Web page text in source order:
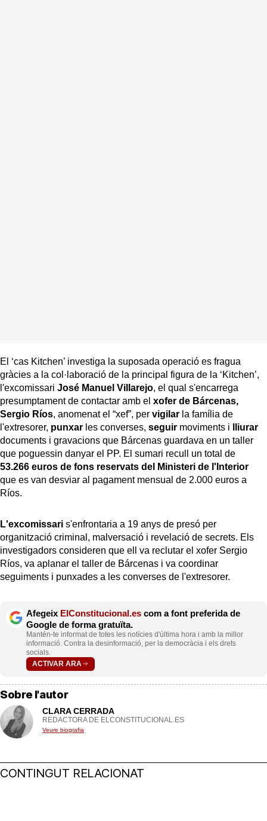
El ‘cas Kitchen’ investiga la suposada operació es fragua
gràcies a la col·laboració de la principal figura de la ‘Kitchen’,
l'excomissari José Manuel Villarejo, el qual s'encarrega
presumptament de contactar amb el xofer de Bárcenas,
Sergio Ríos, anomenat el “xef”, per vigilar la família de
l'extresorer, punxar les converses, seguir moviments i
lliurar
documents i gravacions que Bárcenas guardava en un taller
que poguessin danyar el PP. El sumari recull un total de
53.266 euros de fons reservats del Ministeri de l'Interior
que es van desviar al pagament mensual de 2.000 euros a
Ríos.
L'excomissari s'enfrontaria a 19 anys de presó per
organització criminal, malversació i revelació de secrets. Els
investigadors consideren que ell va reclutar el xofer Sergio
Ríos, va aplanar el taller de Bárcenas i va coordinar
seguiments i punxades a les converses de l'extresorer.
Afegeix ElConstitucional.es com a font preferida de
Google de forma gratuïta.
Mantén-te informat de totes les notícies d'última hora i amb la millor
informació. Contra la desinformació, per la democràcia i els drets
socials.
ACTIVAR ARA
Sobre l'autor
CLARA CERRADA
REDACTORA DE ELCONSTITUCIONAL.ES
Veure biografia
CONTINGUT RELACIONAT